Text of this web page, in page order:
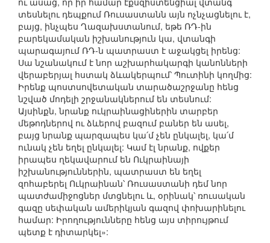
տեսնելու դեպքում Ռուսաստանն այն ոչնչացնելու է,
բայց, ինչպես Ղազախստանում, եթե ՌԴ-ին
բարեկամական իշխանություն կա, վտանգի
պարագայում ՌԴ-ն պատրաստ է աջակցել իրենց:
Սա նշանակում է նոր աշխարհակարգի կանոնների
վերաբերյալ հստակ ձևակերպում՝ Պուտինի կողմից:
Իրենք պոստսովետական տարածաշրջանը հենց
նշված մոդելի շրջանակներում են տեսնում:
Այսինքն, նրանք ուկրաինացիներին տարբեր
մեթոդներով ու ձևերով բազում բաներ են ասել,
բայց նրանք պարզապես կա՛մ չեն ընկալել, կա՛մ
ունակ չեն եղել ընկալել: Կամ էլ նրանք, ովքեր
իրապես ղեկավարում են Ուկրաինայի
իշխանություններին, պատրաստ են եղել
զոհաբերել Ուկրաինան՝ Ռուսաստանի դեմ նոր
պատժամիջոցներ մտցնելու և, օրինակ՝ ռուսական
գազը սեփական ամերիկյան գազով փոխարինելու
համար: Իրողությունները հենց այս տիրույթում
պետք է դիտարկել»: